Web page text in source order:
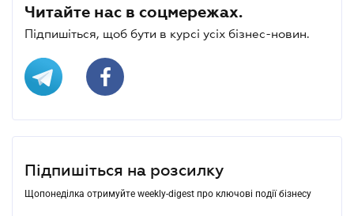
Читайте нас в соцмережах.
Підпишіться, щоб бути в курсі усіх бізнес-новин.
Підпишіться на розсилку
Щопонеділка отримуйте weekly-digest про ключові події бізнесу